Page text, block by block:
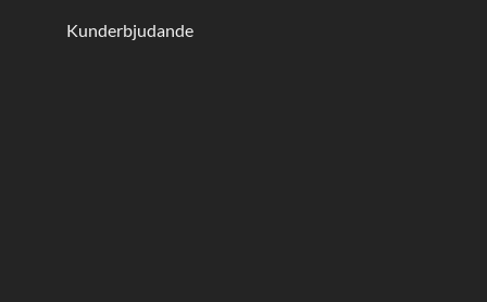
Kunderbjudande